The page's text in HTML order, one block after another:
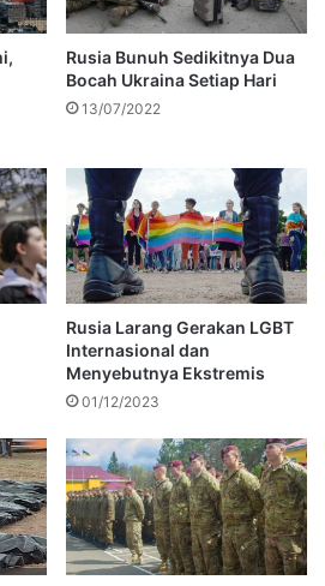
Rusia Bunuh Sedikitnya Dua
Bocah Ukraina Setiap Hari
13/07/2022
Rusia Larang Gerakan LGBT
Internasional dan
Menyebutnya Ekstremis
01/12/2023